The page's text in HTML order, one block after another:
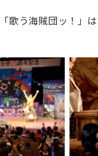
歌う海賊団ッ！」